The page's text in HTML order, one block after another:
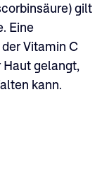
gilt
Eine
Vitamin C
gelangt,
kann.